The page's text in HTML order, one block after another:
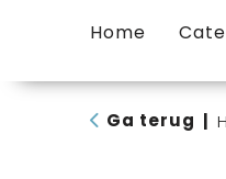
Home
Ga terug